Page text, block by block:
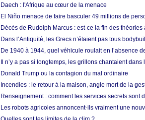
Daech : l'Afrique au cœur de la menace
El Niño menace de faire basculer 49 millions de
Décès de Rudolph Marcus : est-ce la fin des
Dans l’Antiquité, les Grecs n’étaient pas tous
De 1940 à 1944, quel véhicule roulait en l’absence
Il n’y a pas si longtemps, les grillons chantaient
Donald Trump ou la contagion du mal ordinaire
Incendies : le retour à la maison, angle mort de la
Renseignement : comment les services secrets sont
Les robots agricoles annoncent-ils vraiment une